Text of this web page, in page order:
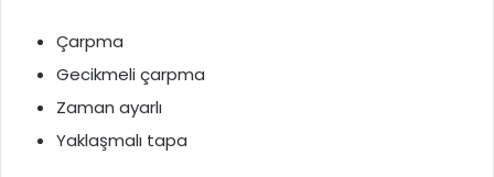
Çarpma
Gecikmeli çarpma
Zaman ayarlı
Yaklaşmalı tapa